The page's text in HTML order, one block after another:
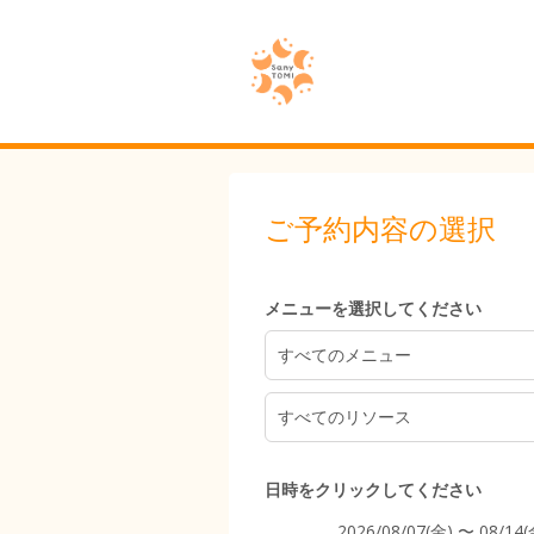
ご予約内容の選択
メニューを選択してください
すべてのメニュー
すべてのリソース
日時をクリックしてください
5:00
6:00